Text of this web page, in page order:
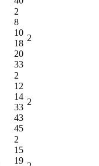
2
8
10
18
20
33
2
2
12
14
33
43
45
2
2
15
19